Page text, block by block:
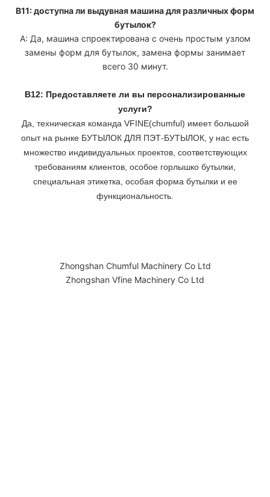
В11: доступна ли выдувная машина для различных форм
бутылок?
A: Да, машина спроектирована с очень простым узлом
замены форм для бутылок, замена формы занимает
всего 30 минут.
В12: Предоставляете ли вы персонализированные
услуги?
Да, техническая команда VFINE(chumful) имеет большой
опыт на рынке БУТЫЛОК ДЛЯ ПЭТ-БУТЫЛОК, у нас есть
множество индивидуальных проектов, соответствующих
требованиям клиентов, особое горлышко бутылки,
специальная этикетка, особая форма бутылки и ее
функциональность.
Zhongshan Chumful Machinery Co Ltd
Zhongshan Vfine Machinery Co Ltd